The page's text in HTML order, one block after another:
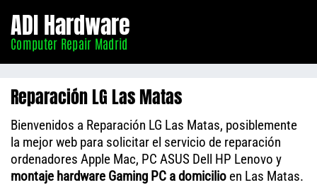
Madrid
ADI Hardware
Computer Repair Madrid
Reparación LG Las Matas
Bienvenidos a Reparación LG Las Matas, posiblemente
la mejor web para solicitar el servicio de reparación
ordenadores Apple Mac, PC ASUS Dell HP Lenovo y
montaje hardware Gaming PC a domicilio en Las Matas.